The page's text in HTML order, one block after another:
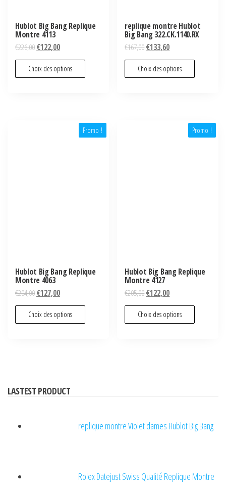
Hublot Big Bang Replique
Montre 4113
€226,00€122,00
Choix des options
replique montre Hublot
Big Bang 322.CK.1140.RX
€167,00€133,60
Choix des options
Promo !
Hublot Big Bang Replique
Montre 4063
€204,00€127,00
Choix des options
Promo !
Hublot Big Bang Replique
Montre 4127
€205,00€122,00
Choix des options
LASTEST PRODUCT
replique montre Violet dames Hublot Big Bang
Rolex Datejust Swiss Qualité Replique Montre